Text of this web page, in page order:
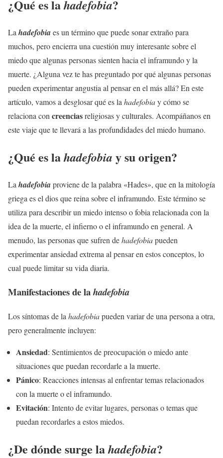
¿Qué es lahadefobia?
La hadefobiaes un término que puede sonar extraño para
muchos, pero encierra una cuestión muy interesante sobre el
miedo que algunas personas sienten hacia el inframundo y la
muerte. ¿Alguna vez te has preguntado por qué algunas personas
pueden experimentar angustia al pensar en el más allá? En este
artículo, vamos a desglosar qué es la hadefobiay cómo se
relaciona con creenciasreligiosas y culturales. Acompáñanos en
este viaje que te llevará a las profundidades del miedo humano.
¿Qué es lahadefobia y su origen?
La hadefobiaproviene de la palabra «Hades», que en la mitología
griega es el dios que reina sobre el inframundo. Este término se
utiliza para describir un miedo intenso o fobia relacionada con la
idea de la muerte, el infierno o el inframundo en general. A
menudo, las personas que sufren dehadefobiapueden
experimentar ansiedad extrema al pensar en estos conceptos, lo
cual puede limitar su vida diaria.
Manifestaciones de lahadefobia
Los síntomas de la hadefobiapueden variar de una persona a otra,
pero generalmente incluyen:
Ansiedad: Sentimientos de preocupación o miedo ante
situaciones que puedan recordarle a la muerte.
Pánico: Reacciones intensas al enfrentar temas relacionados
con la muerte o el inframundo.
Evitación: Intento de evitar lugares, personas o temas que
puedan recordarles a estos miedos.
¿De dónde surge lahadefobia?